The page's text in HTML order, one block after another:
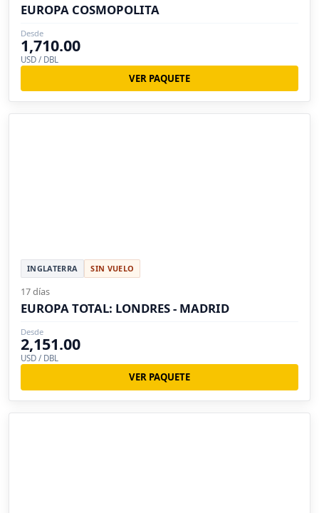
EUROPA COSMOPOLITA
Desde
1,710.00
USD / DBL
VER PAQUETE
INGLATERRA SIN VUELO
17 días
EUROPA TOTAL: LONDRES - MADRID
Desde
2,151.00
USD / DBL
VER PAQUETE